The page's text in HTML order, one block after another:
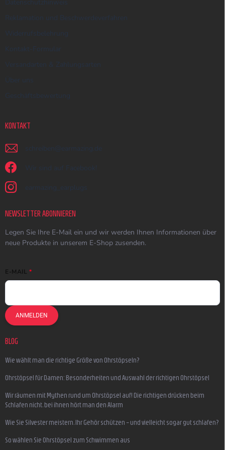
Datenschutzhinweis
Reklamation und Beschwerdeverfahren
Widerrufsbelehrung
Kontakt-Formular
Versandarten & Zahlungsarten
Über uns
Geschäftsbewertung
KONTAKT
schreiben @ earmazing.de
Wir sind auf Facebook!
earmazing_earplugs
NEWSLETTER ABONNIEREN
Legen Sie Ihre E-Mail ein und wir werden Ihnen Informationen über
neue Produkte in unserem E-Shop zusenden.
E-MAIL
ANMELDEN
BLOG
Wie wählt man die richtige Größe von Ohrstöpseln?
Ohrstöpsel für Damen: Besonderheiten und Auswahl der richtigen Ohrstöpsel
Wir räumen mit Mythen rund um Ohrstöpsel auf! Die richtigen drücken beim
Schlafen nicht, bei ihnen hört man den Alarm
Wie Sie Silvester meistern, Ihr Gehör schützen – und vielleicht sogar gut schlafen?
So wählen Sie Ohrstöpsel zum Schwimmen aus